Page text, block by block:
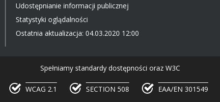
Udostępnianie informacji publicznej
Statystyki oglądalności
Ostatnia aktualizacja: 04.03.2020 12:00
Spełniamy standardy dostępności oraz W3C
WCAG 2.1 SECTION 508 EAA/EN 301549